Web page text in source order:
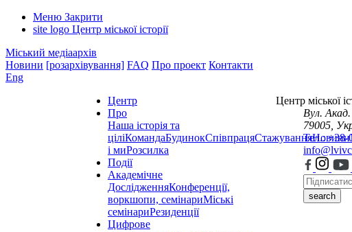
Меню Закрити
site logo Центр міської історії
Міський медіаархів
Новини [розархівування] FAQ Про проект Контакти
Eng
Центр
Про
Наша історія та
ціліКомандаБудинокСпівпрацяСтажуванняНовини
і миРозсилка
Події
Академічне
ДослідженняКонференції,
воркшопи, семінариМіські
семінариРезиденції
Цифрове
Центр міської
Вул.
79005,
Тел.: +38-
search